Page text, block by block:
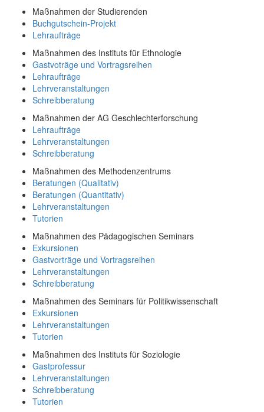
Maßnahmen der Studierenden
Buchgutschein-Projekt
Lehraufträge
Maßnahmen des Instituts für Ethnologie
Gastvoträge und Vortragsreihen
Lehraufträge
Lehrveranstaltungen
Schreibberatung
Maßnahmen der AG Geschlechterforschung
Lehraufträge
Lehrveranstaltungen
Schreibberatung
Maßnahmen des Methodenzentrums
Beratungen (Qualitativ)
Beratungen (Quantitativ)
Lehrveranstaltungen
Tutorien
Maßnahmen des Pädagogischen Seminars
Exkursionen
Gastvorträge und Vortragsreihen
Lehrveranstaltungen
Schreibberatung
Maßnahmen des Seminars für Politikwissenschaft
Exkursionen
Lehrveranstaltungen
Tutorien
Maßnahmen des Instituts für Soziologie
Gastprofessur
Lehrveranstaltungen
Schreibberatung
Tutorien